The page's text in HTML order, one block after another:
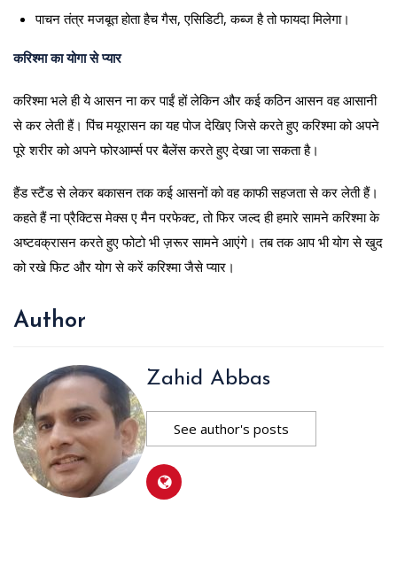
पाचन तंत्र मजबूत होता हैच गैस, एसिडिटी, कब्ज है तो फायदा मिलेगा।
करिश्मा का योगा से प्यार
करिश्मा भले ही ये आसन ना कर पाईं हों लेकिन और कई कठिन आसन वह आसानी
से कर लेती हैं। पिंच मयूरासन का यह पोज देखिए जिसे करते हुए करिश्मा को अपने
पूरे शरीर को अपने फोरआर्म्स पर बैलेंस करते हुए देखा जा सकता है।
हैंड स्टैंड से लेकर बकासन तक कई आसनों को वह काफी सहजता से कर लेती हैं।
कहते हैं ना प्रैक्टिस मेक्स ए मैन परफेक्ट, तो फिर जल्द ही हमारे सामने करिश्मा के
अष्टवक्रासन करते हुए फोटो भी ज़रूर सामने आएंगे। तब तक आप भी योग से खुद
को रखे फिट और योग से करें करिश्मा जैसे प्यार।
Author
Zahid Abbas
See author's posts